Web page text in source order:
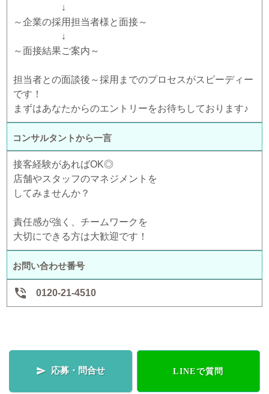
↓
～企業の採用担当者様と面接～
↓
～面接結果ご案内～
担当者との面談後～採用までのプロセスがスピーディー
です！
まずはあなたからのエントリーをお待ちしております♪
コンサルタントから一言
接客経験があればOK◎
店舗やスタッフのマネジメントを
してみませんか？
責任感が強く、チームワークを
大切にできる方は大歓迎です！
お問い合わせ番号
 0120-21-4510
 応募・問合せ LINEで質問